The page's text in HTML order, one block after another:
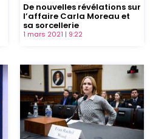
De nouvelles révélations sur
l’affaire Carla Moreau et
sa sorcellerie
1 mars 2021 9:22